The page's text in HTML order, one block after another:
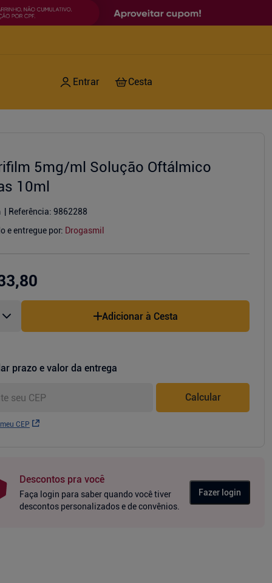
5mg/ml Solução Oftálmico
10ml
Referência: 9862288
e entregue por: Drogasmil
Adicionar à Cesta
prazo e valor da entrega
CEP
Calcular
Descontos pra você
Faça login para saber quando você tiver
descontos personalizados e de convênios.
Fazer login